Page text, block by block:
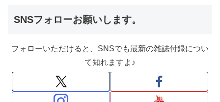
SNSフォローお願いします。
フォローいただけると、SNSでも最新の雑誌付録につい
て知れますよ♪